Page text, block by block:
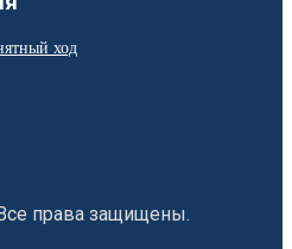
ход
права защищены.